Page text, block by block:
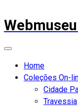
Home
Coleções On-
Cidade
Travessia